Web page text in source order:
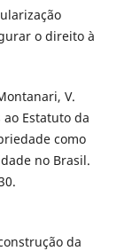
o direito à
V.
Estatuto da
como
no Brasil.
da